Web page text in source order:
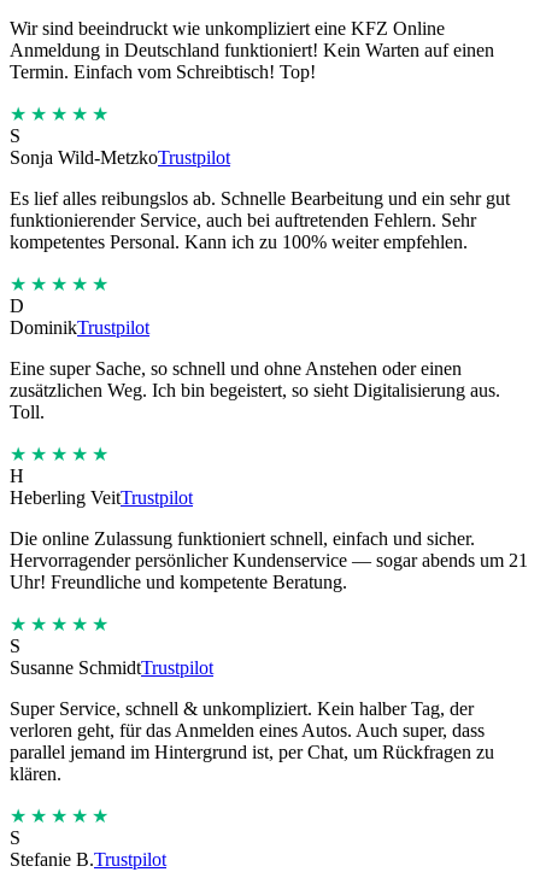
Wir sind beeindruckt wie unkompliziert eine KFZ Online
Anmeldung in Deutschland funktioniert! Kein Warten auf einen
Termin. Einfach vom Schreibtisch! Top!
★★★★★
S
Sonja Wild-MetzkoTrustpilot
Es lief alles reibungslos ab. Schnelle Bearbeitung und ein sehr gut
funktionierender Service, auch bei auftretenden Fehlern. Sehr
kompetentes Personal. Kann ich zu 100% weiter empfehlen.
★★★★★
D
DominikTrustpilot
Eine super Sache, so schnell und ohne Anstehen oder einen
zusätzlichen Weg. Ich bin begeistert, so sieht Digitalisierung aus.
Toll.
★★★★★
H
Heberling VeitTrustpilot
Die online Zulassung funktioniert schnell, einfach und sicher.
Hervorragender persönlicher Kundenservice — sogar abends um 21
Uhr! Freundliche und kompetente Beratung.
★★★★★
S
Susanne SchmidtTrustpilot
Super Service, schnell & unkompliziert. Kein halber Tag, der
verloren geht, für das Anmelden eines Autos. Auch super, dass
parallel jemand im Hintergrund ist, per Chat, um Rückfragen zu
klären.
★★★★★
S
Stefanie B.Trustpilot